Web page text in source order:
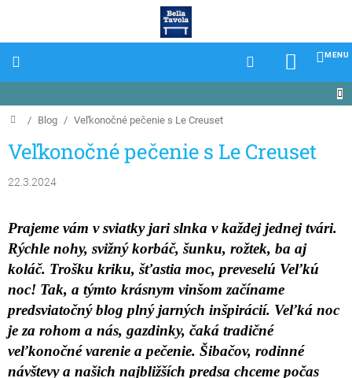
Domov
/ Blog / Veľkonočné pečenie s Le Creuset
Veľkonočné pečenie s Le Creuset
22.3.2024
Prajeme vám v sviatky jari slnka v každej jednej tvári.
Rýchle nohy, svižný korbáč, šunku, rožtek, ba aj
koláč. Trošku kriku, šťastia moc, preveselú Veľkú
noc! Tak, a týmto krásnym vinšom začíname
predsviatočný blog plný jarných inšpirácií. Veľká noc
je za rohom a nás, gazdinky, čaká tradičné
veľkonočné varenie a pečenie. Šibačov, rodinné
návštevy a našich najbližších predsa chceme počas